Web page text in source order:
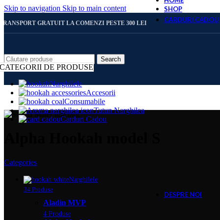
Skip to navigation Skip to main content
GRATUIT LA COMENZI PESTE 300 LEI
Search
CATEGORII DE PRODUSE
Narghilele
Accesorii
Consumabile
Tutun Narghilea
Carduri Cadou
SHOP
CARDURI CADOU
DESPRE NOI
Categories
Narghilele
34 Produse
Aladin MVP
4 Produse